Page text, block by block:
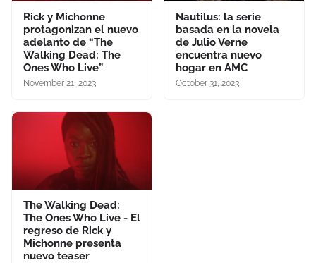
Rick y Michonne
protagonizan el nuevo
adelanto de “The
Walking Dead: The
Ones Who Live”
November 21, 2023
Nautilus: la serie
basada en la novela
de Julio Verne
encuentra nuevo
hogar en AMC
October 31, 2023
The Walking Dead:
The Ones Who Live - El
regreso de Rick y
Michonne presenta
nuevo teaser